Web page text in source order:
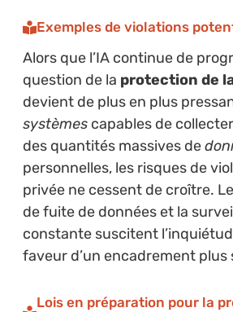
Exemples de violations
Alors que l’IA continue de
question de la protection de
devient de plus en plus
systèmescapables de
des quantités massives de
personnelles, les risques de
privée ne cessent de croître.
de fuite de données et la
constante suscitent
faveur d’un encadrement plus
Lois en préparation pour la